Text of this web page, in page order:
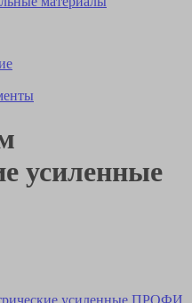
усиленные